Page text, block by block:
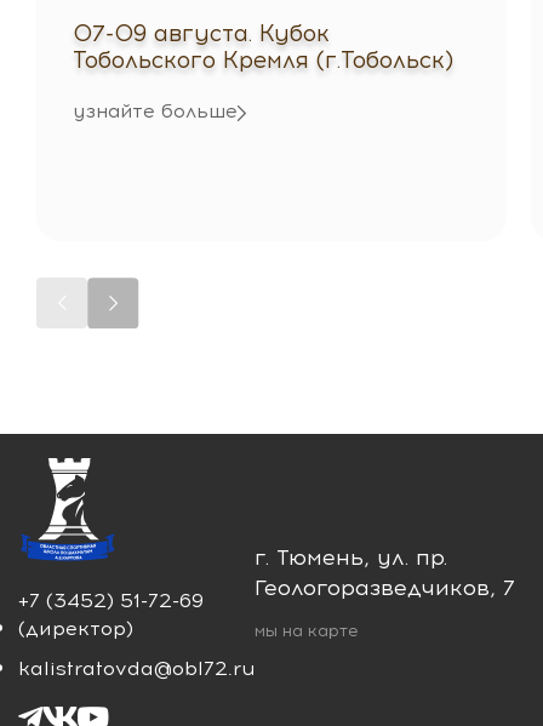
07-09 августа. Кубок
Тобольского Кремля (г.Тобольск)
узнайте больше
+7 (3452) 51-72-69
(директор)
kalistratovda@obl72.ru
г. Тюмень, ул. пр.
Геологоразведчиков, 7
мы на карте